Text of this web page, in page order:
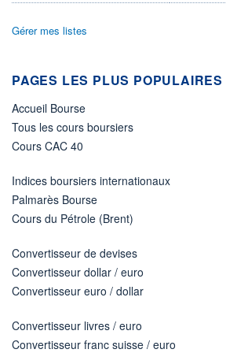
ÉLIGIBILITÉ
Non éligible
+ PORTEFEUILLE
Gérer mes listes
PAGES LES PLUS POPULAIRES
Accueil Bourse
Tous les cours boursiers
Cours CAC 40
Indices boursiers internationaux
Palmarès Bourse
Cours du Pétrole (Brent)
Convertisseur de devises
Convertisseur dollar / euro
Convertisseur euro / dollar
Convertisseur livres / euro
Convertisseur franc suisse / euro